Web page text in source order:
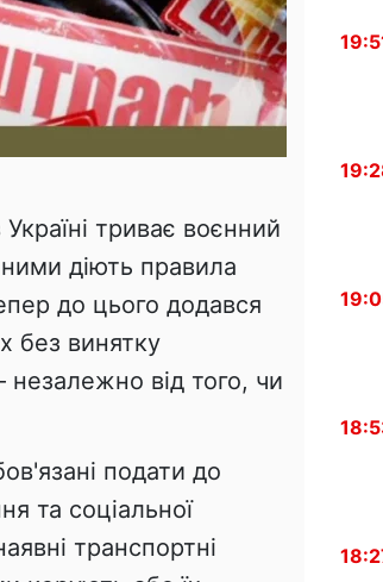
Україні триває воєнний
ними діють правила
до цього додався
без винятку
незалежно від того, чи
подати до
та соціальної
транспортні